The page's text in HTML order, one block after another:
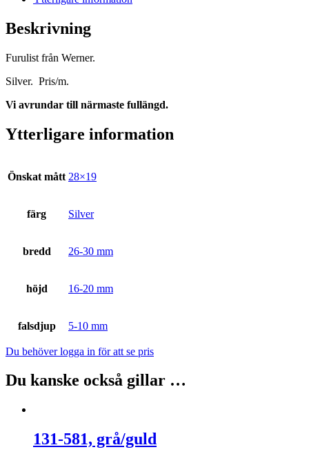
Beskrivning
Furulist från Werner.
Silver. Pris/m.
Vi avrundar till närmaste fullängd.
Ytterligare information
Önskat mått 28×19
färg Silver
bredd 26-30 mm
höjd 16-20 mm
falsdjup 5-10 mm
Du behöver logga in för att se pris
Du kanske också gillar …
131-581, grå/guld